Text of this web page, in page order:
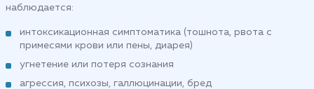
наблюдается:
интоксикационная симптоматика (тошнота, рвота с
примесями крови или пены, диарея)
угнетение или потеря сознания
агрессия, психозы, галлюцинации, бред